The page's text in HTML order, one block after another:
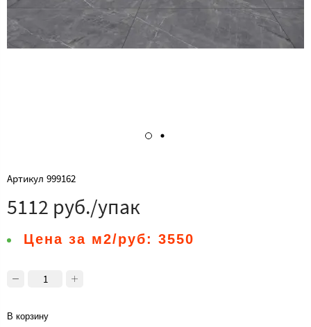
Артикул 999162
5112 руб./упак
Цена за м2/руб: 3550
В корзину